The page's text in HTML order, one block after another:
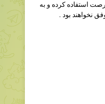
استفاده کرده و به
نخواهند بود .